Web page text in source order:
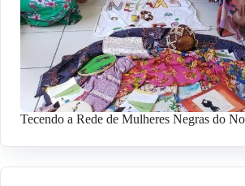
Tecendo a Rede de Mulheres Negras do